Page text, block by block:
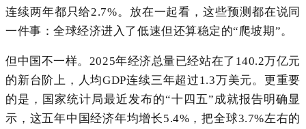
连续两年都只给2.7%。放在一起看，这些预测都在说同
一件事：全球经济进入了低速但还算稳定的“爬坡期”。
但中国不一样。2025年经济总量已经站在了140.2万亿元
的新台阶上，人均GDP连续三年超过1.3万美元。更重要
的是，国家统计局最近发布的“十四五”成就报告明确显
示，这五年中国经济年均增长5.4%，把全球3.7%左右的